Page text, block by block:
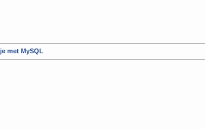
met MySQL